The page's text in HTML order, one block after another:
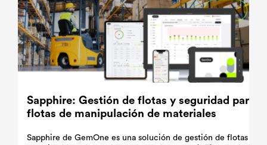
Sapphire: Gestión de flotas y seguridad para
flotas de manipulación de materiales
Sapphire de GemOne es una solución de gestión de flotas y